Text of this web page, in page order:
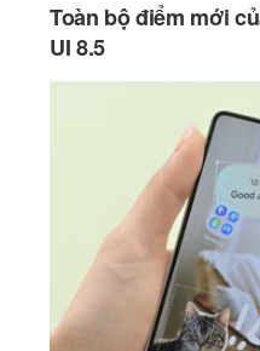
Toàn bộ điểm mới
UI 8.5